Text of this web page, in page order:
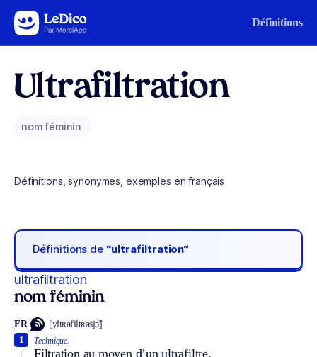
Aller au contenu Définitions
Ultrafiltration
nom féminin
Définitions, synonymes, exemples en français
Définitions de “ultrafiltration“
ultrafiltration
nom féminin
FR [yltʀafiltʀasjɔ̃]
Technique.
Filtration au moyen d’un ultrafiltre.
1